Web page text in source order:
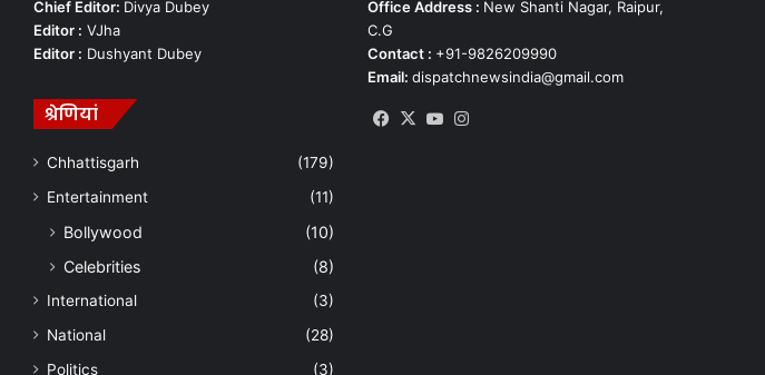
Chief Editor: Divya Dubey
Editor : VJha
Editor : Dushyant Dubey
श्रेणियां
Chhattisgarh
(179)
Entertainment
(11)
Bollywood
(10)
Celebrities
(8)
International
(3)
National
(28)
Politics
(3)
Office Address : New Shanti Nagar, Raipur,
C.G
Contact : +91-9826209990
Email: dispatchnewsindia@gmail.com
Facebook
X YouTube